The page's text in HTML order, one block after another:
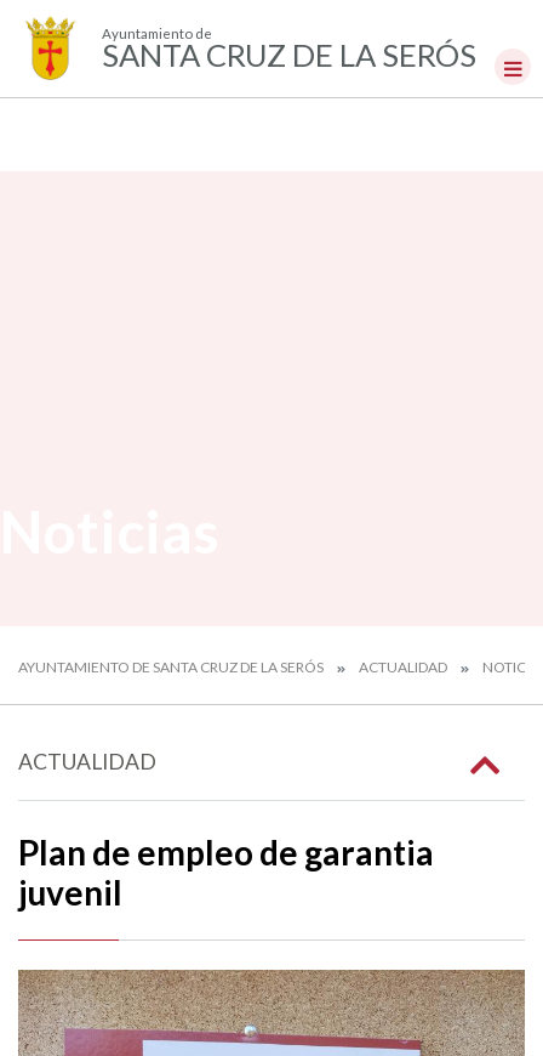
Ayuntamiento de
SANTA CRUZ DE LA SERÓS
AYUNTAMIENTO DE SANTA CRUZ DE LA SERÓS ACTUALIDAD
ACTUALIDAD
Plan de empleo de garantia
juvenil